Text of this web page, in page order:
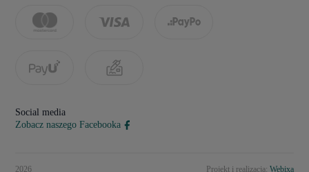
Social media
Zobacz naszego Facebooka
2026 Projekt i realizacja: Webixa